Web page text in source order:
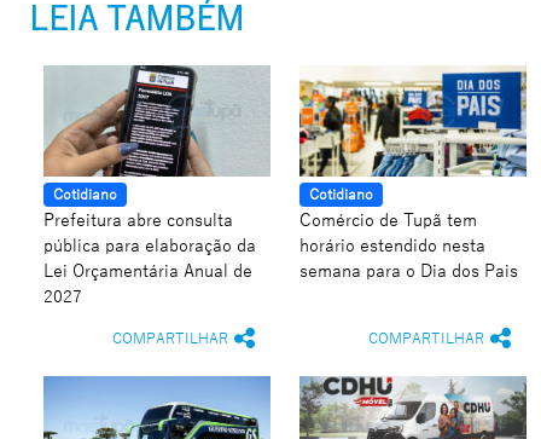
LEIA TAMBÉM
Cotidiano
Prefeitura abre consulta
pública para elaboração da
Lei Orçamentária Anual de
2027
COMPARTILHAR
Cotidiano
Comércio de Tupã tem
horário estendido nesta
semana para o Dia dos Pais
COMPARTILHAR